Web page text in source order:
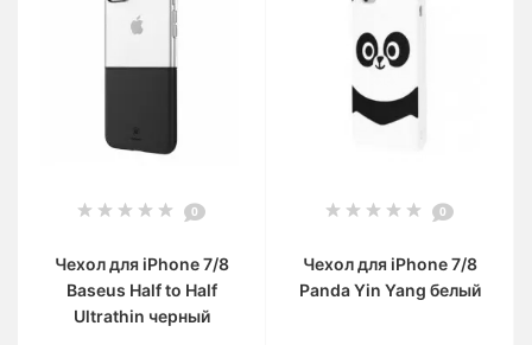
0
Чехол для iPhone 7/8
Baseus Half to Half
Ultrathin черный
0
Чехол для iPhone 7/8
Panda Yin Yang белый